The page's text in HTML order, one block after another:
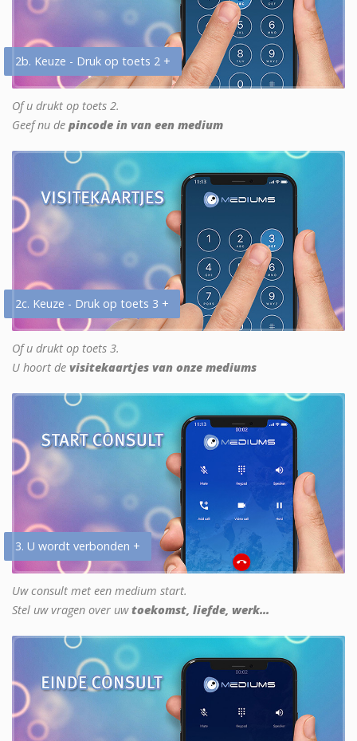
2b. Keuze - Druk op toets 2 +
Of u drukt op toets 2.
Geef nu de pincode in van een medium
2c. Keuze - Druk op toets 3 +
Of u drukt op toets 3.
U hoort de visitekaartjes van onze mediums
3. U wordt verbonden +
Uw consult met een medium start.
Stel uw vragen over uwtoekomst, liefde, werk...